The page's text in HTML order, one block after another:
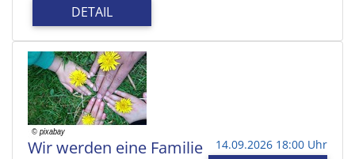
DETAIL
Wir werden eine Familie 14.09.2026 18:00 Uhr